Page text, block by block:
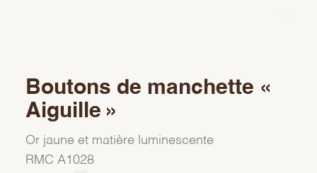
Boutons de manchette «
Aiguille »
Or jaune et matière luminescente
RMC A1028